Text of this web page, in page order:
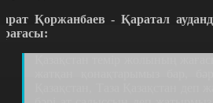
Қоржанбаев - Қаратал